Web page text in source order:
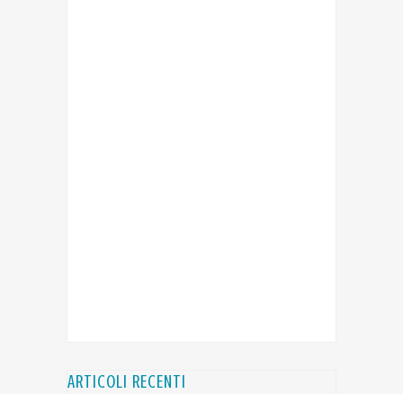
ARTICOLI RECENTI